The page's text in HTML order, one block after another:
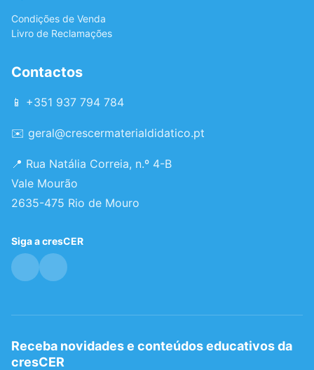
Condições de Venda
Livro de Reclamações
Contactos
📱 +351 937 794 784
✉️ geral@crescermaterialdidatico.pt
📍 Rua Natália Correia, n.º 4-B
Vale Mourão
2635-475 Rio de Mouro
Siga a cresCER
Receba novidades e conteúdos educativos da
cresCER